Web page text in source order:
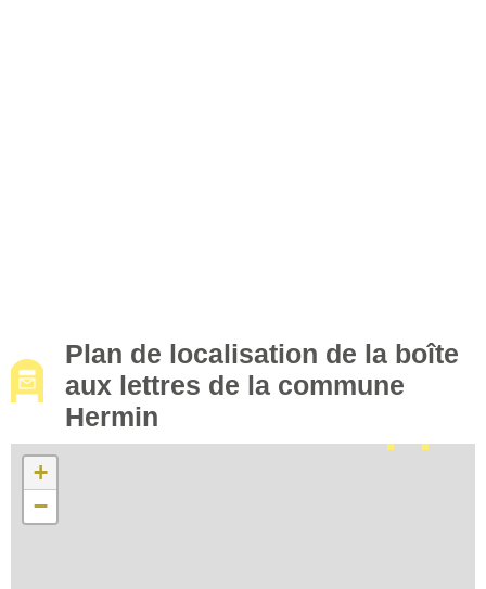
Plan de localisation de la boîte
aux lettres de la commune
Hermin
+
−